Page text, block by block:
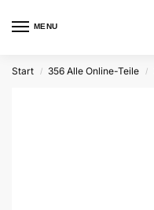
MENU
Start / 356 Alle Online-Teile /